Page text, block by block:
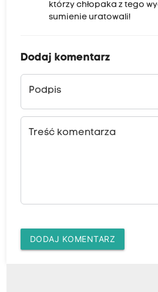
którzy chłopaka z tego
sumienie uratowali!
Dodaj komentarz
Podpis
Treść komentarza
DODAJ KOMENTARZ